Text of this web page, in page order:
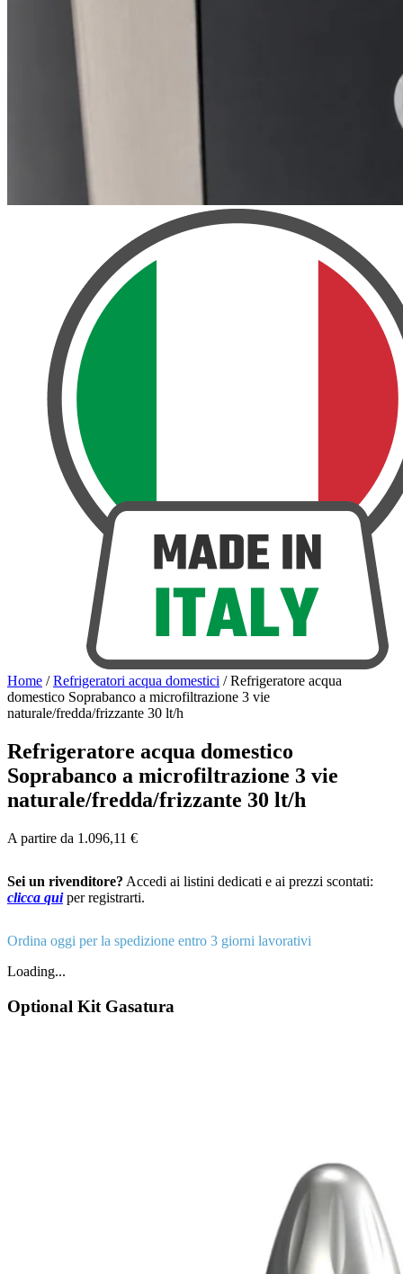
Home /Refrigeratori acqua domestici /Refrigeratore acqua
domestico Soprabanco a microfiltrazione 3 vie
naturale/fredda/frizzante 30 lt/h
Refrigeratore acqua domestico
Soprabanco a microfiltrazione 3 vie
naturale/fredda/frizzante 30 lt/h
A partire da 1.096,11 €
Sei un rivenditore? Accedi ai listini dedicati e ai prezzi scontati:
clicca quiper registrarti.
Ordina oggi per la spedizione entro 3 giorni lavorativi
Loading...
Optional Kit Gasatura